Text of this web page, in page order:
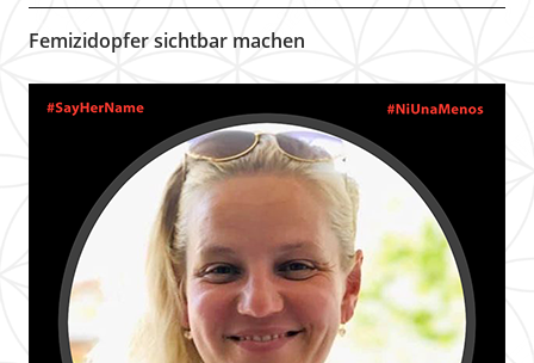
Femizidopfer sichtbar machen